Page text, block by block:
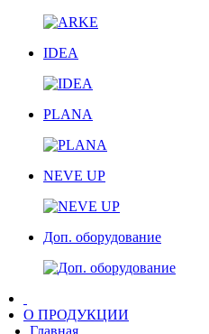
IDEA
PLANA
NEVE UP
Доп. оборудование
О ПРОДУКЦИИ
Главная